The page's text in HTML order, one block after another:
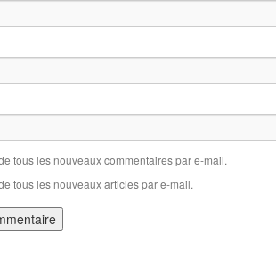
tous les nouveaux commentaires par e-mail.
tous les nouveaux articles par e-mail.